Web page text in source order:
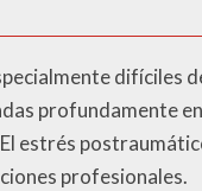
difíciles
profundamente
estrés
profesionales.